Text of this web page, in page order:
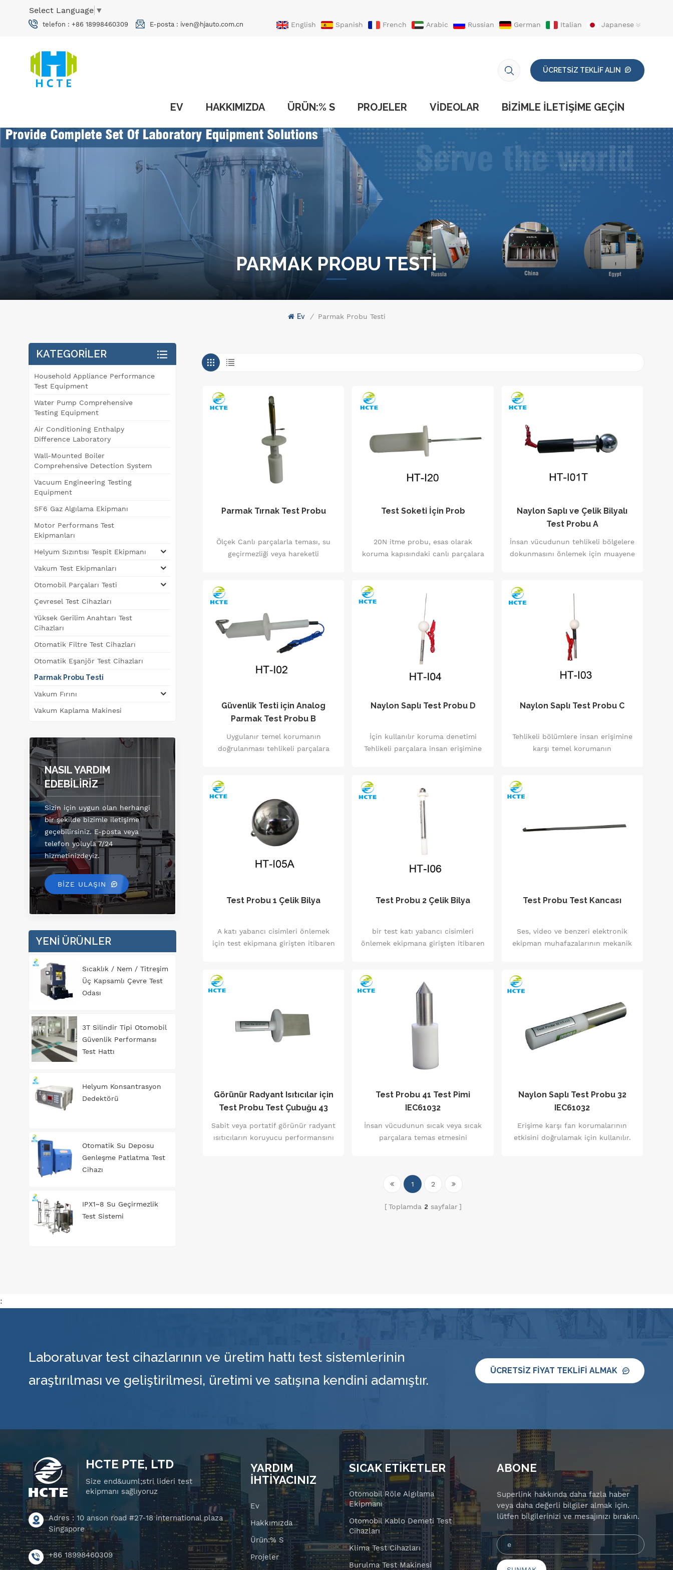
Select Language ▼
telefon : +86 18998460309 E-posta : iven@hjauto.com.cn English Spanish French Arabic Russian German Italian
Japanese
ÜCRETSİZ TEKLİF ALIN
EV HAKKIMIZDA ÜRÜN:% S PROJELER VIDEOLAR BIZIMLE ILETIŞIME GEÇIN
PARMAK PROBU TESTI
Ev / Parmak Probu Testi
Parmak Tırnak Test Probu
Ölçek Canlı parçalarla teması, su
geçirmezliği veya hareketli
araçlarının normal kullanımda
meydana gelen mekanik gerilime
dayanıp dayanamayacağı.
Test Soketi İçin Prob
20N itme probu, esas olarak
koruma kapısındaki canlı parçalara
kapısındaki canlı parçalara ve
güçlendirilmiş koruyucu soketlere
sahip canlı parçalara dokunulup
dokunulmadığını kontrol etmek için
kullanılır.. Onlar kullanılır anti-şok
performansını test etmek için soket
yapısı.
Naylon Saplı ve Çelik Bilyalı
Test Probu A
İnsan vücudunun tehlikeli bölgelere
dokunmasını önlemek için muayene
dokunulmasını önlemek için.
Güvenlik Testi için Analog
Parmak Test Probu B
Uygulanır temel korumanın
doğrulanması tehlikeli parçalara
Naylon Saplı Test Probu D
İçin kullanılır koruma denetimi
Tehlikeli parçalara insan erişimine
Naylon Saplı Test Probu C
Tehlikeli bölümlere insan erişimine
karşı temel korumanın
Test Probu 1 Çelik Bilya
A katı yabancı cisimleri önlemek
için test ekipmana girişten itibaren
Test Probu 2 Çelik Bilya
bir test katı yabancı cisimleri
önlemek ekipmana girişten itibaren
Test Probu Test Kancası
Ses, video ve benzeri elektronik
ekipman muhafazalarının mekanik
Görünür Radyant Isıtıcılar için
Test Probu Test Çubuğu 43
Sabit veya portatif görünür radyant
ısıtıcıların koruyucu performansını
Test Probu 41 Test Pimi
IEC61032
İnsan vücudunun sıcak veya sıcak
parçalara temas etmesini
Naylon Saplı Test Probu 32
IEC61032
Erişime karşı fan korumalarının
etkisini doğrulamak için kullanılır.
1 2
Toplamda 2 sayfalar
KATEGORILER
Household Appliance Performance
Test Equipment
Water Pump Comprehensive
Testing Equipment
Air Conditioning Enthalpy
Difference Laboratory
Wall-Mounted Boiler
Comprehensive Detection System
Vacuum Engineering Testing
Equipment
SF6 Gaz Algılama Ekipmanı
Motor Performans Test
Ekipmanları
Helyum Sızıntısı Tespit Ekipmanı
Vakum Test Ekipmanları
Otomobil Parçaları Testi
Çevresel Test Cihazları
Yüksek Gerilim Anahtarı Test
Cihazları
Otomatik Filtre Test Cihazları
Otomatik Eşanjör Test Cihazları
Parmak Probu Testi
Vakum Fırını
Vakum Kaplama Makinesi
NASIL YARDIM
EDEBILIRIZ
Sizin için uygun olan herhangi
bir şekilde bizimle iletişime
geçebilirsiniz. E-posta veya
telefon yoluyla 7/24
hizmetinizdeyiz.
BİZE ULAŞIN
YENI ÜRÜNLER
Sıcaklık / Nem / Titreşim
Üç Kapsamlı Çevre Test
Odası
3T Silindir Tipi Otomobil
Güvenlik Performansı
Test Hattı
Helyum Konsantrasyon
Dedektörü
Otomatik Su Deposu
Genleşme Patlatma Test
Cihazı
IPX1~8 Su Geçirmezlik
Test Sistemi
:
Laboratuvar test cihazlarının ve üretim hattı test sistemlerinin
araştırılması ve geliştirilmesi, üretimi ve satışına kendini adamıştır.
ÜCRETSIZ FIYAT TEKLIFI ALMAK
HCTE PTE, LTD
Size end&uuml;stri lideri test
ekipmanı sağlıyoruz
Adres : 10 anson road #27-18 international plaza
Singapore
+86 18998460309
ABONE
Superlink hakkında daha fazla haber
veya daha değerli bilgiler almak için.
lütfen bilgilerinizi ve mesajınızı bırakın.
YARDIM
İHTİYACINIZ
Ev
Hakkımızda
Ürün:% S
Projeler
SICAK ETİKETLER
Otomobil Röle Algılama
Ekipmanı
Otomobil Kablo Demeti Test
Cihazları
Klima Test Cihazları
Burulma Test Makinesi